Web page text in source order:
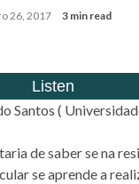
26, 2017 3 min read
Santos (
de saber se na
se aprende a